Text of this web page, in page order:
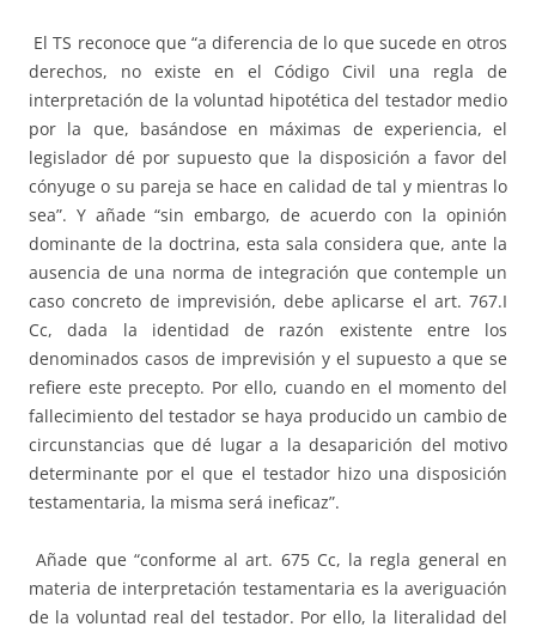
El TS reconoce que “a diferencia de lo que sucede en otros
derechos, no existe en el Código Civil una regla de
interpretación de la voluntad hipotética del testador medio
por la que, basándose en máximas de experiencia, el
legislador dé por supuesto que la disposición a favor del
cónyuge o su pareja se hace en calidad de tal y mientras lo
sea”. Y añade “sin embargo, de acuerdo con la opinión
dominante de la doctrina, esta sala considera que, ante la
ausencia de una norma de integración que contemple un
caso concreto de imprevisión, debe aplicarse el art. 767.I
Cc, dada la identidad de razón existente entre los
denominados casos de imprevisión y el supuesto a que se
refiere este precepto. Por ello, cuando en el momento del
fallecimiento del testador se haya producido un cambio de
circunstancias que dé lugar a la desaparición del motivo
determinante por el que el testador hizo una disposición
testamentaria, la misma será ineficaz”.
Añade que “conforme al art. 675 Cc, la regla general en
materia de interpretación testamentaria es la averiguación
de la voluntad real del testador. Por ello, la literalidad del